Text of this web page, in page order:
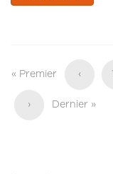
Première
« Premier
Page
‹
Page
›
Dernière
Dernier »